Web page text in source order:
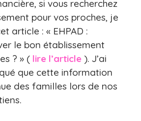
si vous recherchez
pour vos proches, je
article : « EHPAD :
le bon établissement
? » ( lire l’article ). J’ai
que cette information
des familles lors de nos